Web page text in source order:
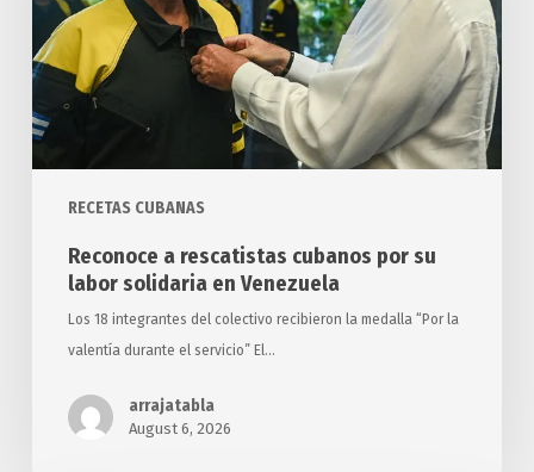
RECETAS CUBANAS
su
labor
solidaria
Venezuela
Reconoce a rescatistas cubanos por su
labor solidaria en Venezuela
Los 18 integrantes del colectivo recibieron la medalla “Por la
valentía durante el servicio” El…
arrajatabla
August 6, 2026